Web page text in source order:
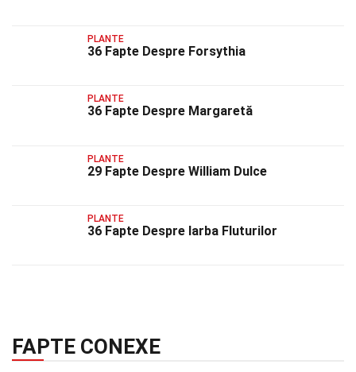
PLANTE
36 Fapte Despre Forsythia
PLANTE
36 Fapte Despre Margaretă
PLANTE
29 Fapte Despre William Dulce
PLANTE
36 Fapte Despre Iarba Fluturilor
FAPTE CONEXE